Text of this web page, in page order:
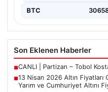
BTC
Son Eklenen Haberler
■CANLI | Partizan – Tobol
■13 Nisan 2026 Altın Fiyatları
Yarım ve Cumhuriyet Altını